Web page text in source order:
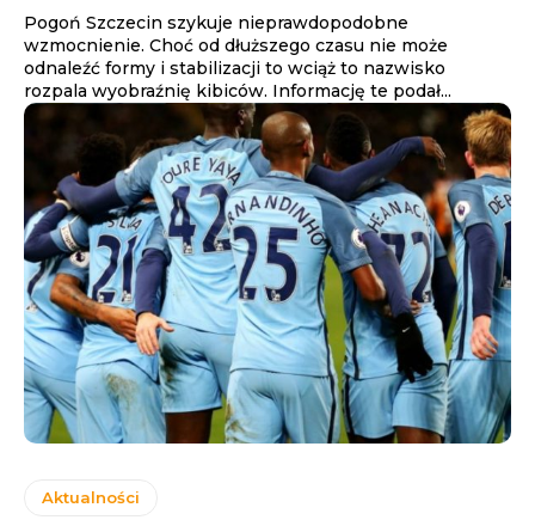
Pogoń Szczecin szykuje nieprawdopodobne
wzmocnienie. Choć od dłuższego czasu nie może
odnaleźć formy i stabilizacji to wciąż to nazwisko
rozpala wyobraźnię kibiców. Informację te podał...
Aktualności